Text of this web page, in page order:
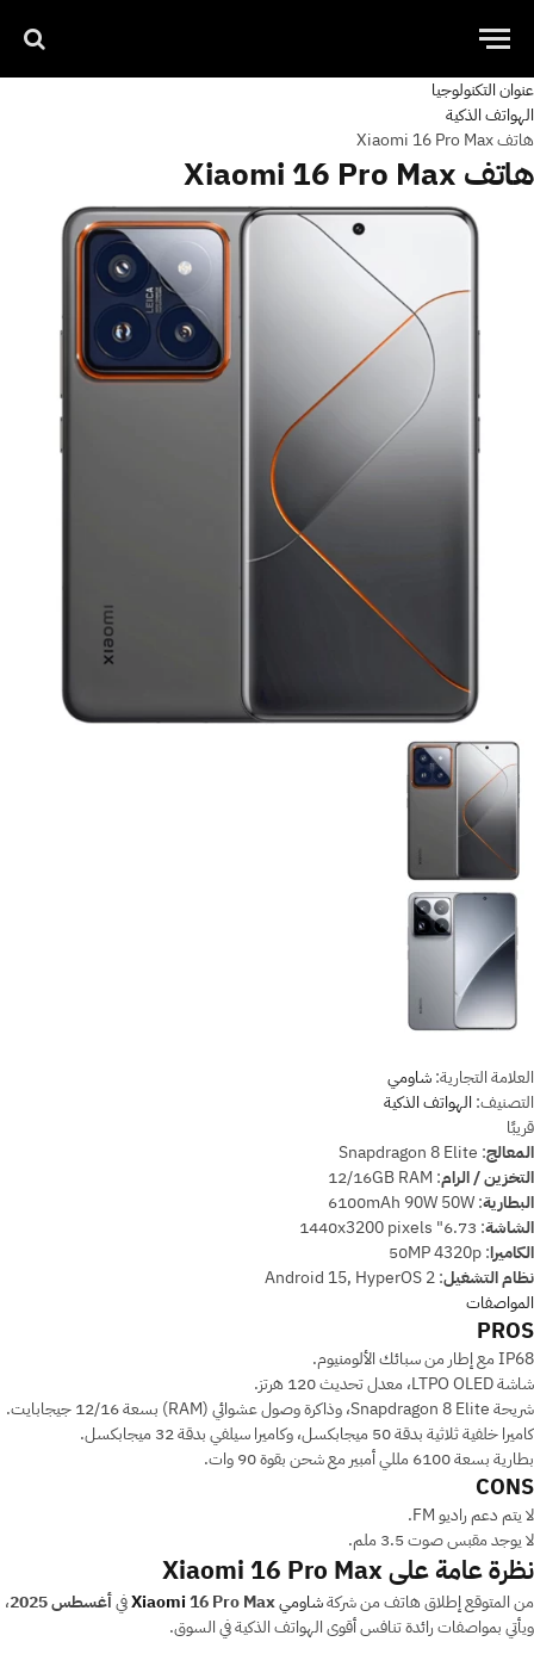
عنوان التكنولوجيا
الهواتف الذكية
هاتف Xiaomi 16 Pro Max
هاتف Xiaomi 16 Pro Max
العلامة التجارية:شاومي
التصنيف: الهواتف الذكية
قريبًا
المعالج:
Snapdragon 8 Elite
التخزين / الرام:
12/16GB RAM
البطارية:
6100mAh 90W 50W
الشاشة:
6.73" 1440x3200 pixels
الكاميرا:
50MP 4320p
نظام التشغيل:
Android 15, HyperOS 2
المواصفات
PROS
IP68 مع إطار من سبائك الألومنيوم.
شاشة LTPO OLED، معدل تحديث 120 هرتز.
شريحة Snapdragon 8 Elite، وذاكرة وصول عشوائي (RAM) بسعة 12/16 جيجابايت.
كاميرا خلفية ثلاثية بدقة 50 ميجابكسل، وكاميرا سيلفي بدقة 32 ميجابكسل.
بطارية بسعة 6100 مللي أمبير مع شحن بقوة 90 وات.
CONS
لا يتم دعم راديو FM.
لا يوجد مقبس صوت 3.5 ملم.
نظرة عامة على Xiaomi 16 Pro Max
من المتوقع إطلاق هاتف من شركةشاومي Xiaomi16 Pro Max فيأغسطس 2025
،
ويأتي بمواصفات رائدة تنافس أقوى الهواتف الذكية في السوق.